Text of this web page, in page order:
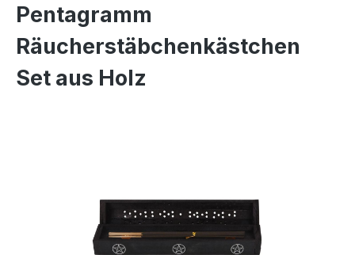
Pentagramm
Räucherstäbchenkästchen
Set aus Holz